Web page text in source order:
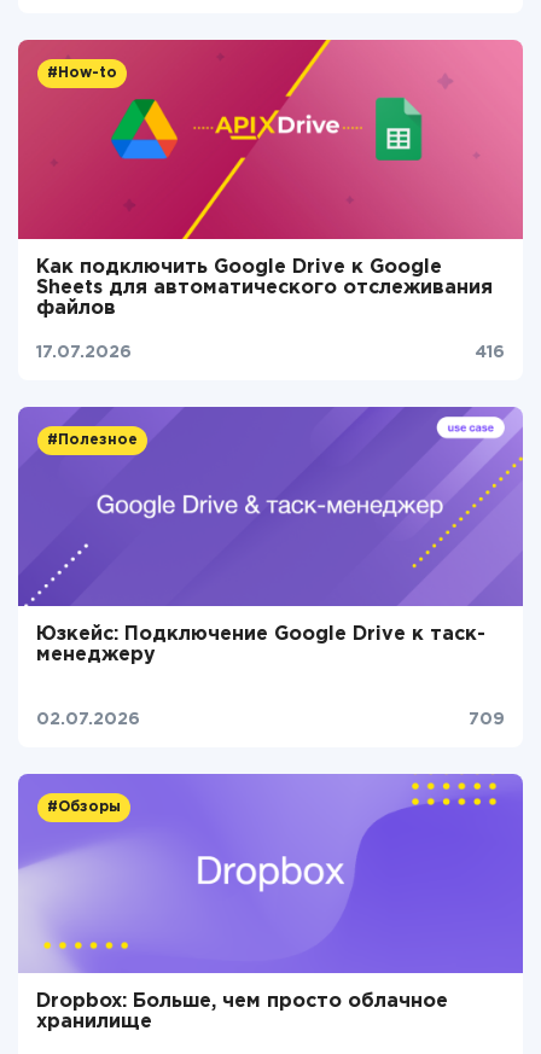
#How-to
Как подключить Google Drive к Google
Sheets для автоматического отслеживания
файлов
17.07.2026 416
#Полезное
Юзкейс: Подключение Google Drive к таск-
менеджеру
02.07.2026 709
#Обзоры
Dropbox: Больше, чем просто облачное
хранилище